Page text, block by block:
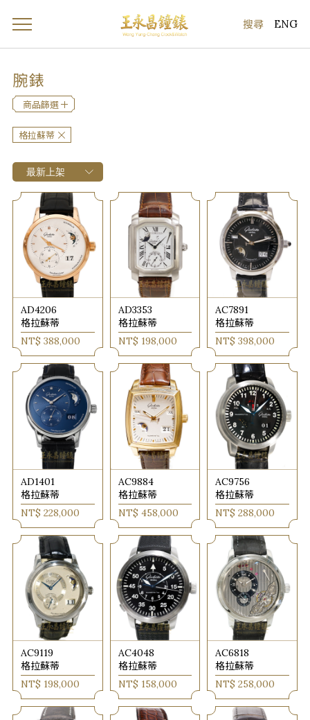
ENG
腕錶
商品篩選
格拉蘇蒂
AD4206
格拉蘇蒂
NT$ 388,000
AD3353
格拉蘇蒂
NT$ 198,000
AC7891
格拉蘇蒂
NT$ 398,000
AD1401
格拉蘇蒂
NT$ 228,000
AC9884
格拉蘇蒂
NT$ 458,000
AC9756
格拉蘇蒂
NT$ 288,000
AC9119
格拉蘇蒂
NT$ 198,000
AC4048
格拉蘇蒂
NT$ 158,000
AC6818
格拉蘇蒂
NT$ 258,000